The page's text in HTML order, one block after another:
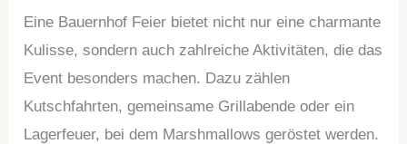
Eine Bauernhof Feier bietet nicht nur eine charmante
Kulisse, sondern auch zahlreiche Aktivitäten, die das
Event besonders machen. Dazu zählen
Kutschfahrten, gemeinsame Grillabende oder ein
Lagerfeuer, bei dem Marshmallows geröstet werden.